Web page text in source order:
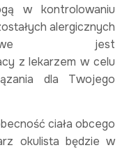
w kontrolowaniu
alergicznych
jest
z lekarzem w celu
dla Twojego
ciała obcego
okulista będzie w